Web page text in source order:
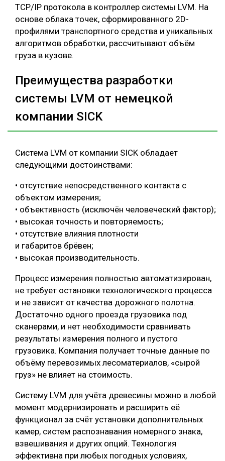
TCP/IP протокола в контроллер системы LVM. На
основе облака точек, сформированного 2D-
профилями транспортного средства и уникальных
алгоритмов обработки, рассчитывают объём
груза в кузове.
Преимущества разработки
системы LVM от немецкой
компании SICK
Система LVM от компании SICK обладает
следующими достоинствами:
• отсутствие непосредственного контакта с
объектом измерения;
• объективность (исключён человеческий фактор);
• высокая точность и повторяемость;
• отсутствие влияния плотности
и габаритов брёвен;
• высокая производительность.
Процесс измерения полностью автоматизирован,
не требует остановки технологического процесса
и не зависит от качества дорожного полотна.
Достаточно одного проезда грузовика под
сканерами, и нет необходимости сравнивать
результаты измерения полного и пустого
грузовика. Компания получает точные данные по
объёму перевозимых лесоматериалов, «сырой
груз» не влияет на стоимость.
Систему LVM для учёта древесины можно в любой
момент модернизировать и расширить её
функционал за счёт установки дополнительных
камер, систем распознавания номерного знака,
взвешивания и других опций. Технология
эффективна при любых погодных условиях,